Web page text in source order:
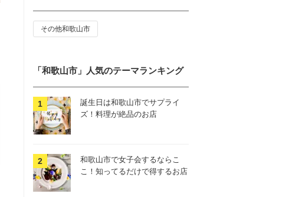
その他和歌山市
「和歌山市」人気のテーマランキング
誕生日は和歌山市でサプライ
ズ！料理が絶品のお店
和歌山市で女子会するならこ
こ！知ってるだけで得するお店